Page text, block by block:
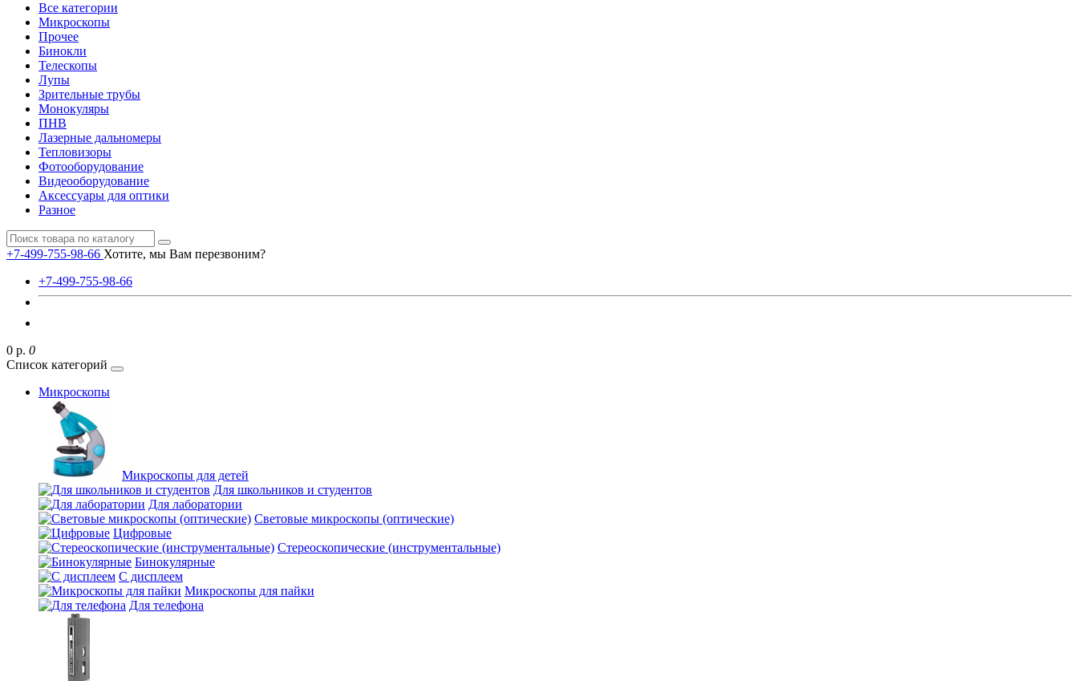
Все категории
Микроскопы
Прочее
Бинокли
Телескопы
Лупы
Зрительные трубы
Монокуляры
ПНВ
Лазерные дальномеры
Тепловизоры
Фотооборудование
Видеооборудование
Аксессуары для оптики
Разное
+7-499-755-98-66 Хотите, мы Вам перезвоним?
+7-499-755-98-66
0 р. 0
Список категорий
Микроскопы
Микроскопы для детей
Для школьников и студентов
Для лаборатории
Световые микроскопы (оптические)
Цифровые
Стереоскопические (инструментальные)
Бинокулярные
С дисплеем
Микроскопы для пайки
Для телефона